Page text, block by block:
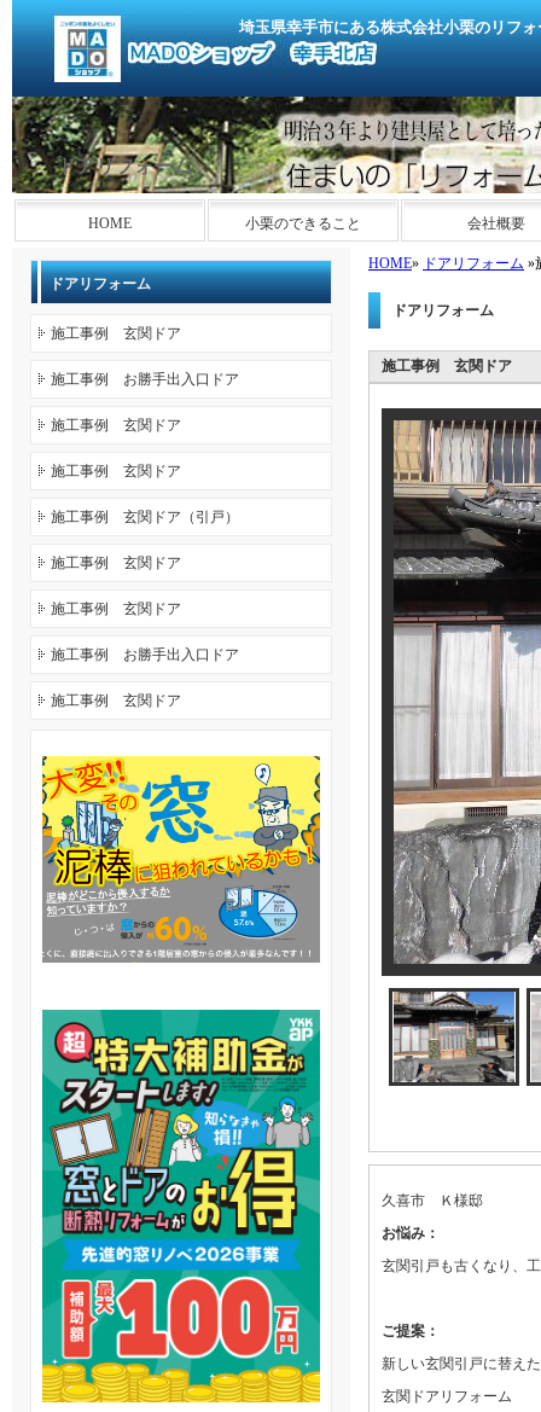
埼玉県幸手市にある株式会社小栗のリフ
ドアリフォーム
HOME 小栗のできること 会社概要
HOME» ドアリフォーム »
ドアリフォーム
施工事例 玄関ドア
久喜市 Ｋ様邸
お悩み：
玄関引戸も古くなり、
ご提案：
新しい玄関引戸に替え
玄関ドアリフォーム
ドアリフォーム
施工事例 玄関ドア
施工事例 お勝手出入口ドア
施工事例 玄関ドア
施工事例 玄関ドア
施工事例 玄関ドア（引戸）
施工事例 玄関ドア
施工事例 玄関ドア
施工事例 お勝手出入口ドア
施工事例 玄関ドア